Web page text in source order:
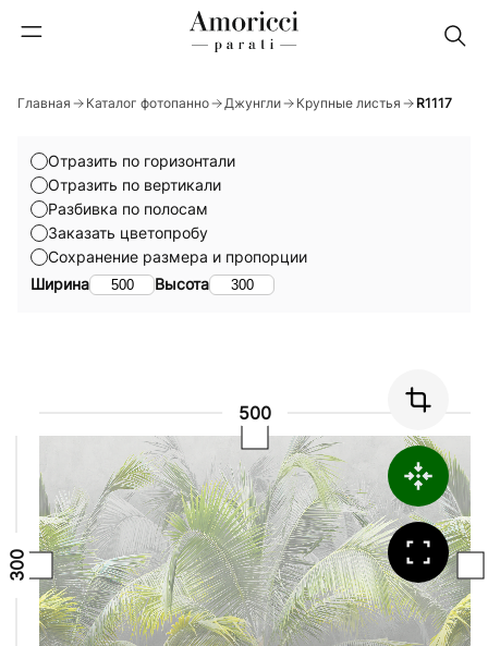
Главная Каталог фотопанно Джунгли Крупные листья R1117
Ширина Высота
Сохранение размера и пропорции
Отразить по горизонтали
Отразить по вертикали
Разбивка по полосам
Заказать цветопробу